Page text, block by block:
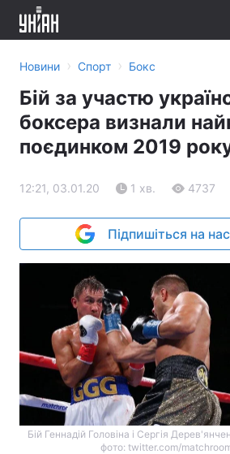
Новини › Спорт › Бокс
Бій за участю
боксера визнали
поєдинком 2019
12:21, 03.01.20 1 хв. 4737
Підпишіться на
Бій Геннадій Головіна і Сергія
фото: twitter.com/